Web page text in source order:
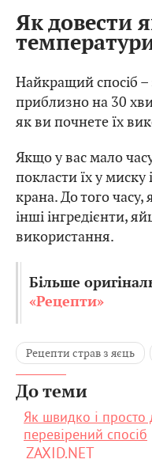
Як довести
Найкращий спосіб –
приблизно на 30
як ви почнете їх
Якщо у вас мало
покласти їх у
крана. До того часу,
інші інгредієнти,
використання.
Більше
«Рецепти»
Рецепти страв з яєць
До теми
Як швидко і просто
перевірений спосіб
ZAXID.NET